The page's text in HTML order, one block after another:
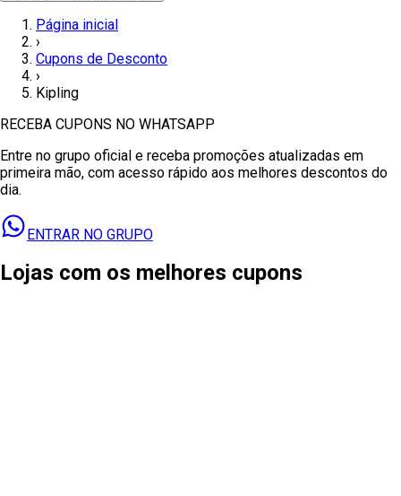
Página inicial
›
Cupons de Desconto
›
Kipling
RECEBA CUPONS NO WHATSAPP
Entre no grupo oficial e receba promoções atualizadas em
primeira mão, com acesso rápido aos melhores descontos do
dia.
ENTRAR NO GRUPO
Lojas com os melhores cupons